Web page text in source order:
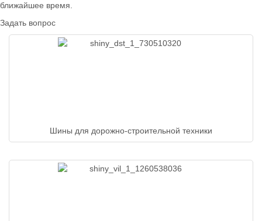
ближайшее время.
Задать вопрос
Шины для дорожно-строительной техники